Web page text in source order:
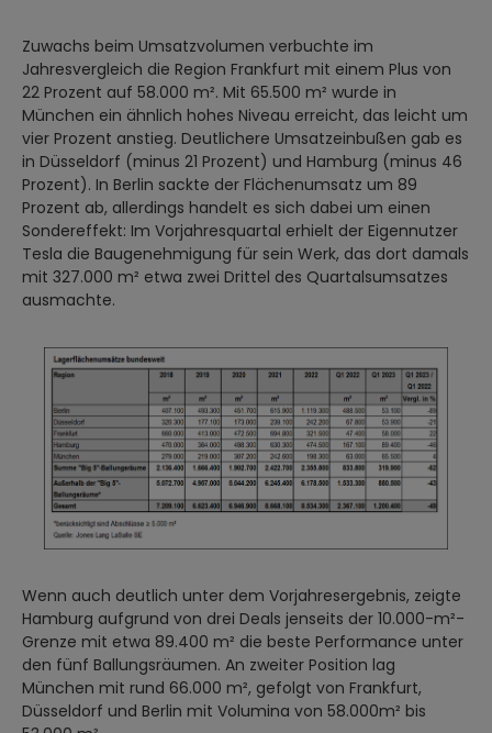
Zuwachs beim Umsatzvolumen verbuchte im
Jahresvergleich die Region Frankfurt mit einem Plus von
22 Prozent auf 58.000 m². Mit 65.500 m² wurde in
München ein ähnlich hohes Niveau erreicht, das leicht um
vier Prozent anstieg. Deutlichere Umsatzeinbußen gab es
in Düsseldorf (minus 21 Prozent) und Hamburg (minus 46
Prozent). In Berlin sackte der Flächenumsatz um 89
Prozent ab, allerdings handelt es sich dabei um einen
Sondereffekt: Im Vorjahresquartal erhielt der Eigennutzer
Tesla die Baugenehmigung für sein Werk, das dort damals
mit 327.000 m² etwa zwei Drittel des Quartalsumsatzes
ausmachte.
Wenn auch deutlich unter dem Vorjahresergebnis, zeigte
Hamburg aufgrund von drei Deals jenseits der 10.000-m²-
Grenze mit etwa 89.400 m² die beste Performance unter
den fünf Ballungsräumen. An zweiter Position lag
München mit rund 66.000 m², gefolgt von Frankfurt,
Düsseldorf und Berlin mit Volumina von 58.000m² bis